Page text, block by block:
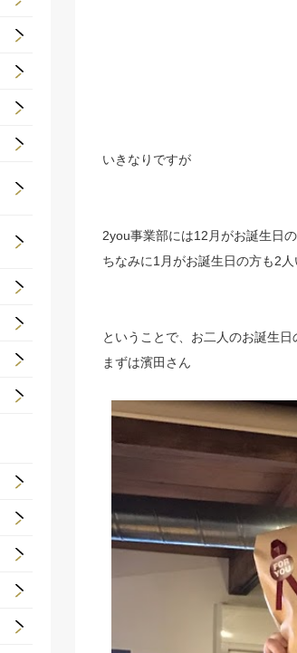
いきなりですが
2you事業部には12月がお誕生日
ちなみに1月がお誕生日の方も2
ということで、お二人のお誕生
まずは濱田さん